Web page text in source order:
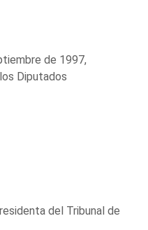
de 1997,
Diputados
del Tribunal de